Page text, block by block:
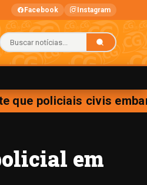
Facebook Instagram
policiais civis
em